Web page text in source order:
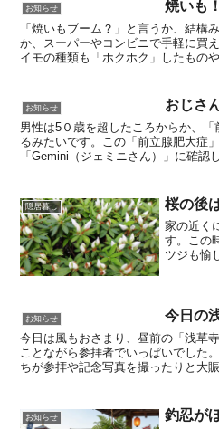
お知らせ 焼いも！
「焼いもブーム？」と言うか、結構
か、スーパーやコンビニで手軽に買
イモの種類も「ホクホク」したもの
お知らせ おじさ
男性は5０歳を超したころからか、
るみたいです。この「前立腺肥大症
「Gemini（ジェミニさん）」に確認
隠居暮し 桜の後
家の近く
す。この
ツジも愉
味がした
お知らせ 今日の
今日は風もおさまり、昼前の「浅草
ことながら参拝者でいっぱいでした
ちが参拝や記念写真を撮ったりと大
お知らせ 釣忍が